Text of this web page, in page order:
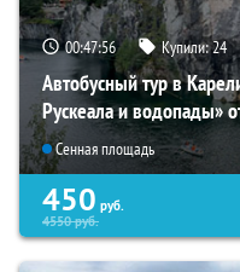
00:47:54 Купили:24
Автобусный тур в
Рускеала и водопады»
Сенная площадь
450 руб.
4550руб.